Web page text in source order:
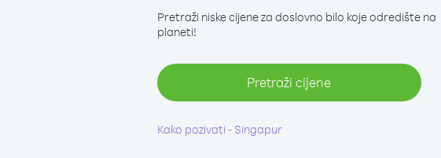
Pretraži niske cijene za doslovno bilo koje odredište na
planeti!
Pretraži cijene
Kako pozivati - Singapur